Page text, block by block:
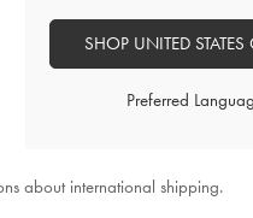
SHOP UNITED
Preferred
about international shipping.